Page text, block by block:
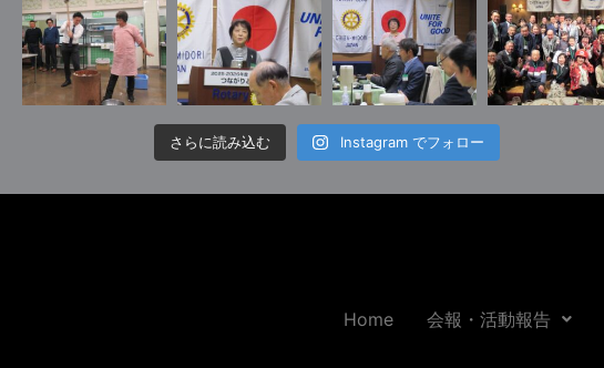
さらに読み込む Instagram でフォロー
Home 会報・活動報告